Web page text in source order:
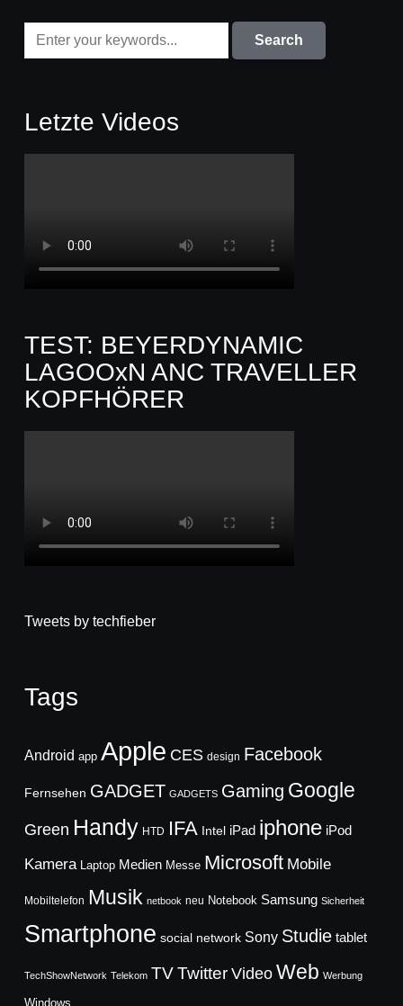
Letzte Videos
TEST: BEYERDYNAMIC
LAGOOxN ANC TRAVELLER
KOPFHÖRER
Tweets by techfieber
Tags
Android app Apple CES design Facebook
Fernsehen GADGET GADGETS Gaming Google
Green Handy HTD IFA Intel iPad iphone iPod
Kamera Laptop Medien Messe Microsoft Mobile
Mobiltelefon Musik netbook neu Notebook Samsung Sicherheit
Smartphone social network Sony Studie tablet
TechShowNetwork Telekom TVTwitter Video Web Werbung
Windows